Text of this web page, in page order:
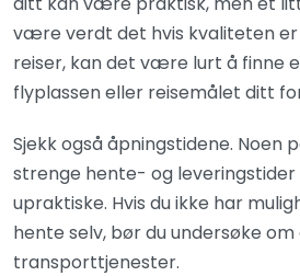
være verdt det hvis kvaliteten er
reiser, kan det være lurt å finne
flyplassen eller reisemålet ditt
Sjekk også åpningstidene. Noen
strenge hente- og
upraktiske. Hvis du ikke har
hente selv, bør du undersøke
transporttjenester.